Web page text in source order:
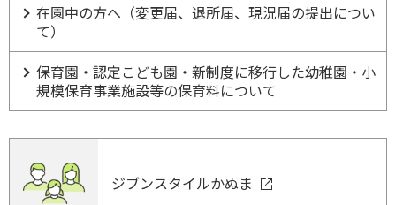
在園中の方へ（変更届、退所届、現況届の提出につい
て）
保育園・認定こども園・新制度に移行した幼稚園・小
規模保育事業施設等の保育料について
ジブンスタイルかぬま